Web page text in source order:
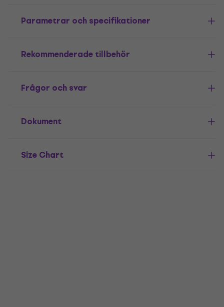
Parametrar och specifikationer
Rekommenderade tillbehör
Frågor och svar
Dokument
Size Chart